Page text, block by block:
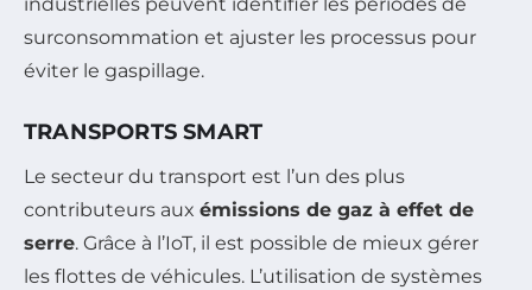
surconsommation et ajuster les processus pour
éviter le gaspillage.
TRANSPORTS SMART
Le secteur du transport est l’un des plus
contributeurs aux émissions de gaz à effet de
serre. Grâce à l’IoT, il est possible de mieux gérer
les flottes de véhicules. L’utilisation de systèmes